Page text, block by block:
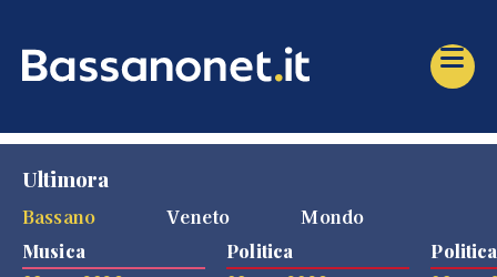
Ultimora
Bassano
Veneto Mondo
Musica Politica Politica